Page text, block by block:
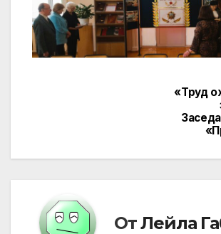
записям
«Труд
ОтЛейла